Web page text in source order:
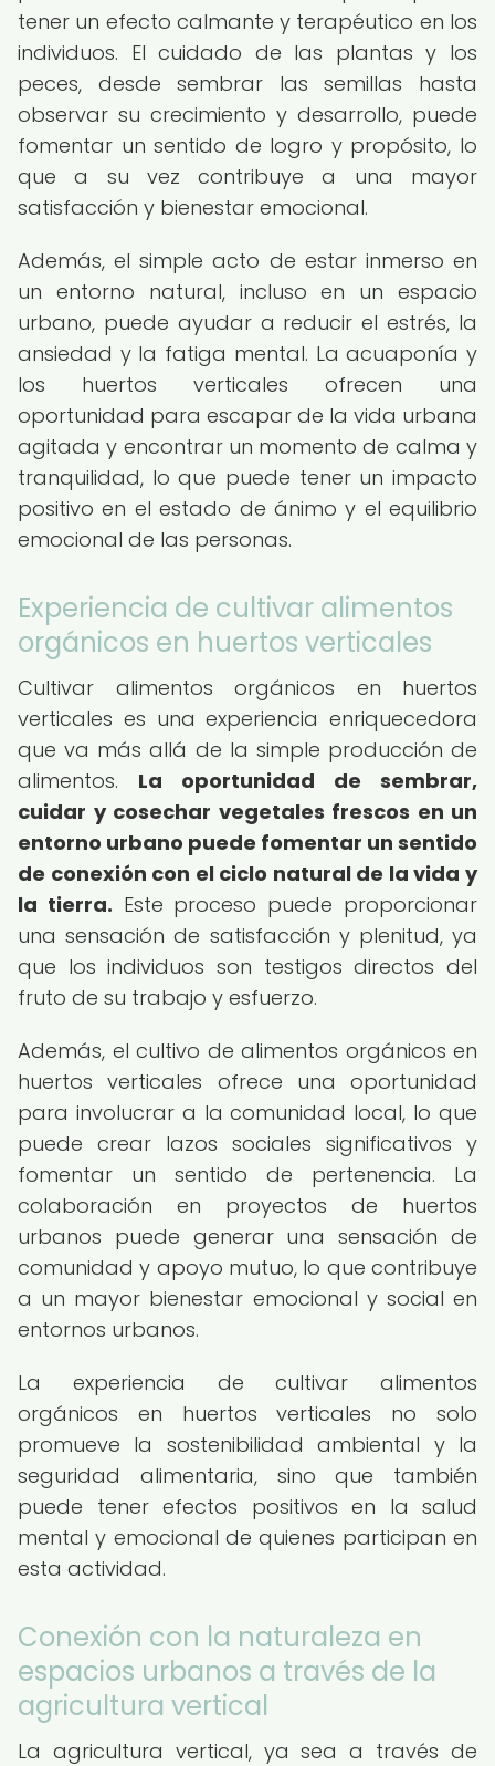
tener un efecto calmante y terapéutico en los
individuos. El cuidado de las plantas y los
peces, desde sembrar las semillas hasta
observar su crecimiento y desarrollo, puede
fomentar un sentido de logro y propósito, lo
que a su vez contribuye a una mayor
satisfacción y bienestar emocional.
Además, el simple acto de estar inmerso en
un entorno natural, incluso en un espacio
urbano, puede ayudar a reducir el estrés, la
ansiedad y la fatiga mental. La acuaponía y
los huertos verticales ofrecen una
oportunidad para escapar de la vida urbana
agitada y encontrar un momento de calma y
tranquilidad, lo que puede tener un impacto
positivo en el estado de ánimo y el equilibrio
emocional de las personas.
Experiencia de cultivar alimentos
orgánicos en huertos verticales
Cultivar alimentos orgánicos en huertos
verticales es una experiencia enriquecedora
que va más allá de la simple producción de
alimentos. La oportunidad de sembrar,
cuidar y cosechar vegetales frescos en un
entorno urbano puede fomentar un sentido
de conexión con el ciclo natural de la vida y
la tierra. Este proceso puede proporcionar
una sensación de satisfacción y plenitud, ya
que los individuos son testigos directos del
fruto de su trabajo y esfuerzo.
Además, el cultivo de alimentos orgánicos en
huertos verticales ofrece una oportunidad
para involucrar a la comunidad local, lo que
puede crear lazos sociales significativos y
fomentar un sentido de pertenencia. La
colaboración en proyectos de huertos
urbanos puede generar una sensación de
comunidad y apoyo mutuo, lo que contribuye
a un mayor bienestar emocional y social en
entornos urbanos.
La experiencia de cultivar alimentos
orgánicos en huertos verticales no solo
promueve la sostenibilidad ambiental y la
seguridad alimentaria, sino que también
puede tener efectos positivos en la salud
mental y emocional de quienes participan en
esta actividad.
Conexión con la naturaleza en
espacios urbanos a través de la
agricultura vertical
La agricultura vertical, ya sea a través de